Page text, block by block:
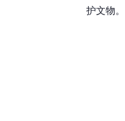
护文物。